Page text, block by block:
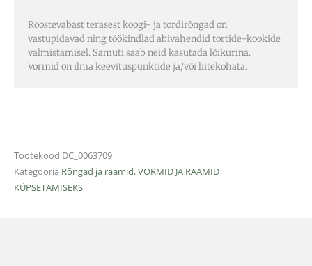
Roostevabast terasest koogi- ja tordirõngad on
vastupidavad ning töökindlad abivahendid tortide-kookide
valmistamisel. Samuti saab neid kasutada lõikurina.
Vormid on ilma keevituspunktide ja/või liitekohata.
Tootekood DC_0063709
Kategooria Rõngad ja raamid,VORMID JA RAAMID
KÜPSETAMISEKS